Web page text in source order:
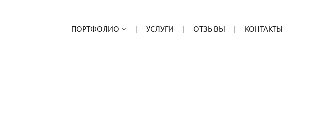
ПОРТФОЛИО УСЛУГИ ОТЗЫВЫ КОНТАКТЫ